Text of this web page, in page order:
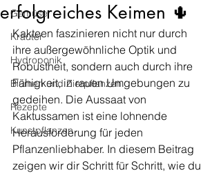
Gemüse
Kräuter
Hydroponik
Blumen und Zierpflanzen
Rezepte
Kunstpflanzen
erfolgreiches Keimen 🌵
Kakteen faszinieren nicht nur durch
ihre außergewöhnliche Optik und
Robustheit, sondern auch durch ihre
Fähigkeit, in rauen Umgebungen zu
gedeihen. Die Aussaat von
Kaktussamen ist eine lohnende
Herausforderung für jeden
Pflanzenliebhaber. In diesem Beitrag
zeigen wir dir Schritt für Schritt, wie du